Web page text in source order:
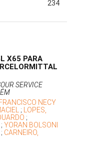
234
X65 PARA
SERVICE
NECY
; LOPES,
;
; YORAN BOLSONI
; CARNEIRO,